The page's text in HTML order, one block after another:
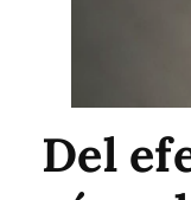
Del